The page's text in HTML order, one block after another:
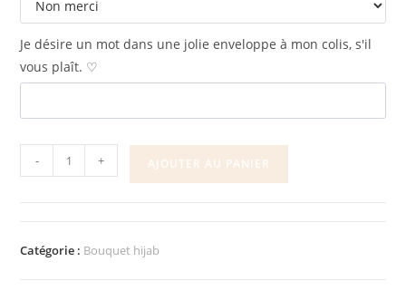
Je désire un mot dans une jolie enveloppe à mon colis, s'il
vous plaît. ♡
- + AJOUTER AU PANIER
Catégorie : Bouquet hijab